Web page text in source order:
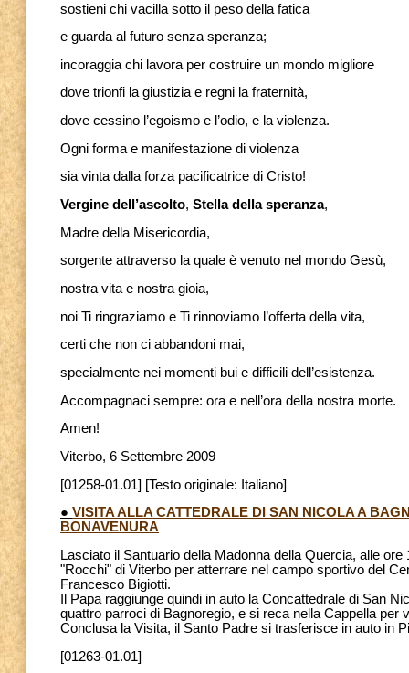
sostieni chi vacilla sotto il peso della fatica
e guarda al futuro senza speranza;
incoraggia chi lavora per costruire un mondo migliore
dove trionfi la giustizia e regni la fraternità,
dove cessino l’egoismo e l’odio, e la violenza.
Ogni forma e manifestazione di violenza
sia vinta dalla forza pacificatrice di Cristo!
Vergine dell’ascolto, Stella della speranza,
Madre della Misericordia,
sorgente attraverso la quale è venuto nel mondo Gesù,
nostra vita e nostra gioia,
noi Ti ringraziamo e Ti rinnoviamo l’offerta della vita,
certi che non ci abbandoni mai,
specialmente nei momenti bui e difficili dell’esistenza.
Accompagnaci sempre: ora e nell’ora della nostra morte.
Amen!
Viterbo, 6 Settembre 2009
[01258-01.01] [Testo originale: Italiano]
● VISITA ALLA CATTEDRALE DI SAN NICOLA A
BONAVENURA
Lasciato il Santuario della Madonna della Quercia, alle
"Rocchi" di Viterbo per atterrare nel campo sportivo del
Francesco Bigiotti.
Il Papa raggiunge quindi in auto la Concattedrale di San
quattro parroci di Bagnoregio, e si reca nella Cappella
Conclusa la Visita, il Santo Padre si trasferisce in auto in
[01263-01.01]